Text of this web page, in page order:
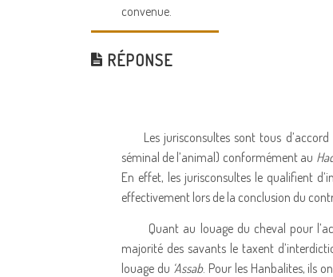
convenue.
RÉPONSE
Les jurisconsultes sont tous
séminal de l’animal) conformément au
En effet, les jurisconsultes le qualifient
effectivement lors de la conclusion du
Quant au louage du cheval pour
majorité des savants le taxent
louage du ‘Assab. Pour les Hanbalites, ils